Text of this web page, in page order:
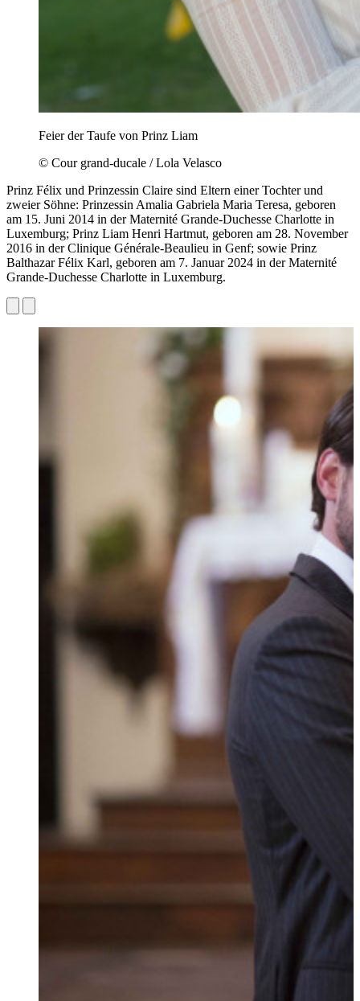
Feier der Taufe von Prinz Liam
© Cour grand-ducale / Lola Velasco
Prinz Félix und Prinzessin Claire sind Eltern einer Tochter und
zweier Söhne: Prinzessin Amalia Gabriela Maria Teresa, geboren
am 15. Juni 2014 in der Maternité Grande-Duchesse Charlotte in
Luxemburg; Prinz Liam Henri Hartmut, geboren am 28. November
2016 in der Clinique Générale-Beaulieu in Genf; sowie Prinz
Balthazar Félix Karl, geboren am 7. Januar 2024 in der Maternité
Grande-Duchesse Charlotte in Luxemburg.